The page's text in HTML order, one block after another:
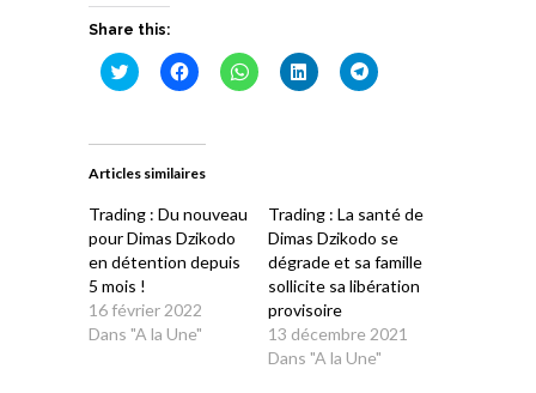
Share this:
Cliquez
pour
dans
nouvelle
Cliquez
pour
dans
nouvelle
Cliquez
pour
Cliquez
pour
Cliquez
pour
Articles similaires
Trading : Du nouveau
pour Dimas Dzikodo
en détention depuis
5 mois !
16 février 2022
Dans "A la Une"
Trading : La santé de
Dimas Dzikodo se
dégrade et sa famille
sollicite sa libération
provisoire
13 décembre 2021
Dans "A la Une"